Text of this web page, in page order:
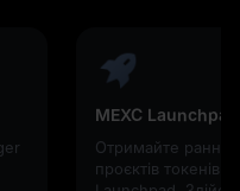
MEXC Launchpad
Отримайте
проєктів токенів